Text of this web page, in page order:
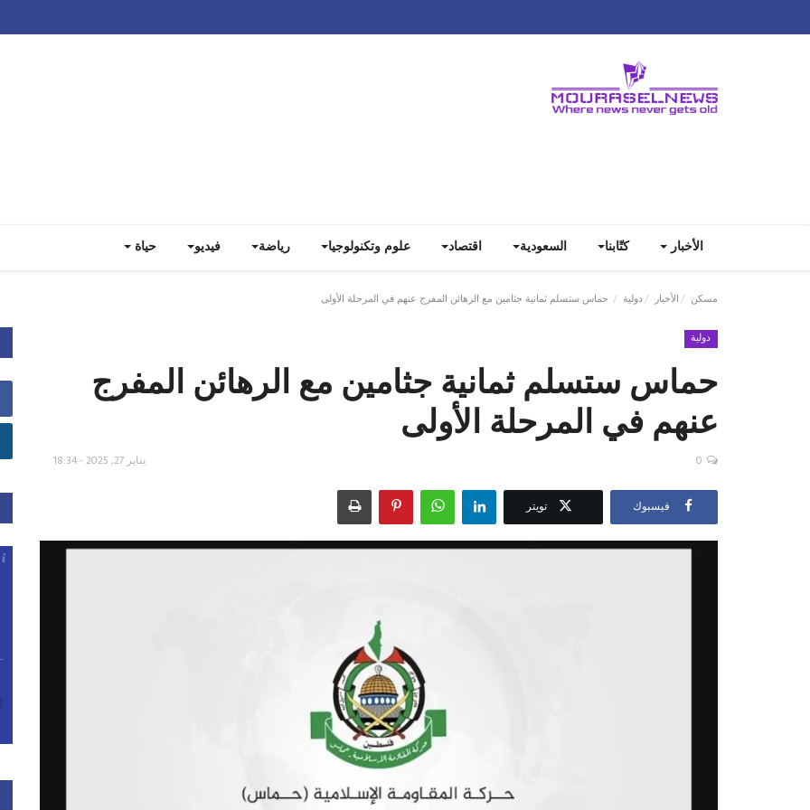
الأخبار كتّابنا السعودية اقتصاد علوم وتكنولوجيا رياضة فيديو حياة
مسكن الأخبار دولية حماس ستسلم ثمانية جثامين مع الرهائن المفرج عنهم في المرحلة الأولى
دولية
حماس ستسلم ثمانية جثامين مع الرهائن المفرج
عنهم في المرحلة الأولى
يناير 27, 2025 - 18:34 0
فيسبوك تويتر